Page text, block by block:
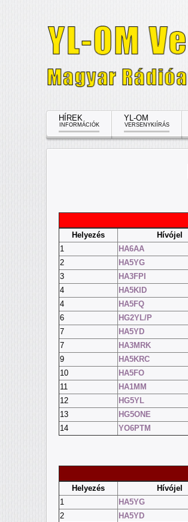
HÍREK
INFORMÁCIÓK
YL-OM
VERSENYKIÍRÁS
Helyezés Hívójel
1
HA6AA
2
HA5YG
3
HA3FPI
4
HA5KID
4
HA5FQ
6
HG2YL/P
7
HA5YD
7
HA3MRK
9
HA5KRC
10
HA5FO
11
HA1MM
12
HG5YL
13
HG5ONE
14
YO6PTM
Helyezés Hívójel
1
HA5YG
2
HA5YD